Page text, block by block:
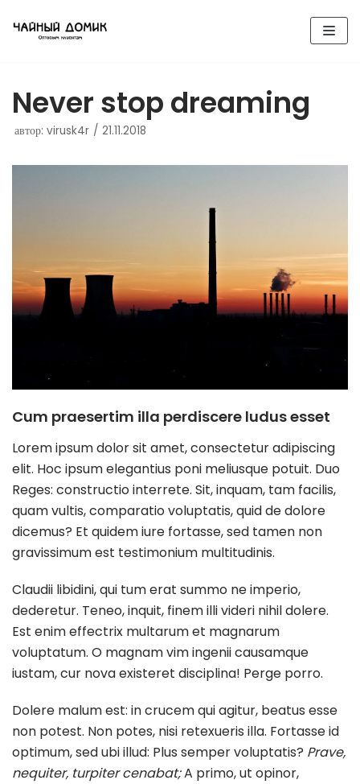
Перейти
Never stop dreaming
автор: virusk4r 21.11.2018
Cum praesertim illa perdiscere ludus esset
Lorem ipsum dolor sit amet, consectetur adipiscing
elit. Hoc ipsum elegantius poni meliusque potuit. Duo
Reges: constructio interrete. Sit, inquam, tam facilis,
quam vultis, comparatio voluptatis, quid de dolore
dicemus? Et quidem iure fortasse, sed tamen non
gravissimum est testimonium multitudinis.
Claudii libidini, qui tum erat summo ne imperio,
dederetur. Teneo, inquit, finem illi videri nihil dolere.
Est enim effectrix multarum et magnarum
voluptatum. O magnam vim ingenii causamque
iustam, cur nova existeret disciplina! Perge porro.
Dolere malum est: in crucem qui agitur, beatus esse
non potest. Non potes, nisi retexueris illa. Fortasse id
optimum, sed ubi illud: Plus semper voluptatis? Prave,
nequiter, turpiter cenabat;A primo, ut opinor,